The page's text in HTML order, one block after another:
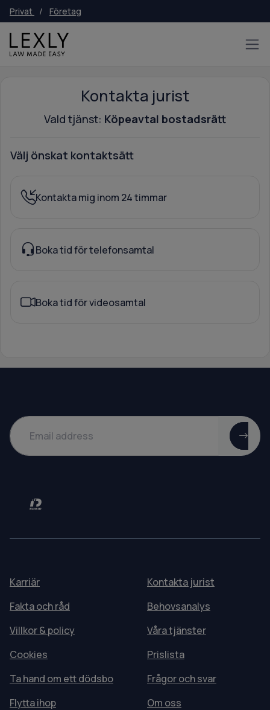
Privat / Företag
Kontakta jurist
Vald tjänst: Köpeavtal bostadsrätt
Välj önskat kontaktsätt
Kontakta mig inom 24 timmar
Boka tid för telefonsamtal
Boka tid för videosamtal
Karriär
Fakta och råd
Villkor & policy
Cookies
Ta hand om ett dödsbo
Flytta ihop
Kontakta jurist
Behovsanalys
Våra tjänster
Prislista
Frågor och svar
Om oss